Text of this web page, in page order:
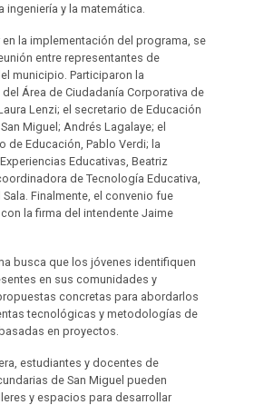
ingeniería y la matemática.
en la implementación del programa, se
entre representantes de
municipio. Participaron la
Área de Ciudadanía Corporativa de
Lenzi; el secretario de Educación
Miguel; Andrés Lagalaye; el
de Educación, Pablo Verdi; la
Educativas, Beatriz
de Tecnología Educativa,
Sala. Finalmente, el convenio fue
la firma del intendente Jaime
busca que los jóvenes identifiquen
en sus comunidades y
concretas para abordarlos
tecnológicas y metodologías de
en proyectos.
estudiantes y docentes de
de San Miguel pueden
y espacios para desarrollar